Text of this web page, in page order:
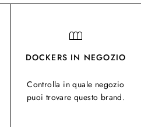
DOCKERS IN NEGOZIO
Controlla in quale negozio
puoi trovare questo brand.